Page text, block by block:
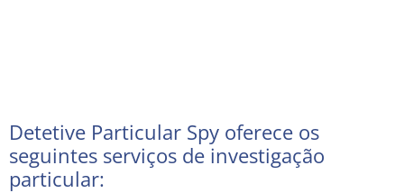
Detetive Particular Spy oferece os
seguintes serviços de investigação
particular: